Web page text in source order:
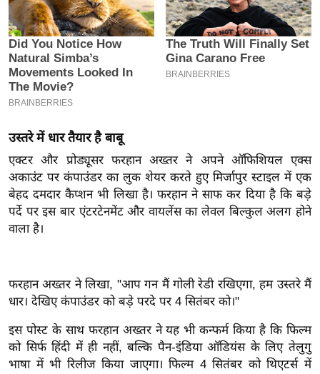
इ
म
ई
-
पे
र
मि
सा
ल
बे
ल
श
ख्सि
य
त
उस्तरे में धार तैयार है बाबू
एक्टर और प्रोड्यूसर फरहान अख्तर ने अपने ऑफिशियल एक्स
अकाउंट पर कंपाउंडर का लुक शेयर करते हुए मिर्जापुर स्टाइल में एक
बेहद दमदार कैप्शन भी लिखा है। फरहान ने साफ कर दिया है कि बड़े
पर्दे पर इस बार एंटरटेनमेंट और वायलेंस का लेवल बिल्कुल अलग होने
वाला है।
फरहान अख्तर ने लिखा, "आप गन मैं गोली रेडी रखिएगा, हम उस्तरे मैं
धार। देखिए कंपाउंडर को बड़े परदे पर 4 सितंबर को।"
इस पोस्ट के साथ फरहान अख्तर ने यह भी कन्फर्म किया है कि फिल्म
को सिर्फ हिंदी में ही नहीं, बल्कि पैन-इंडिया ऑडियंस के लिए तेलुगु
भाषा में भी रिलीज किया जाएगा। फिल्म 4 सितंबर को थिएटर्स में